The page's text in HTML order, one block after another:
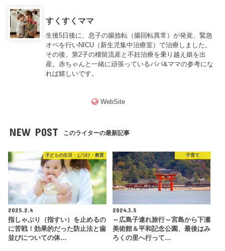
すくすくママ
生後5日後に、息子の腸捻転（腸回転異常）が発覚、緊急
オペを行いNICU（新生児集中治療室）で治療しました。
その後、第2子の稽留流産と不妊治療を乗り越え娘を出
産。赤ちゃんと一緒に頑張っているパパ&ママの参考にな
れば嬉しいです。
WebSite
NEW POST このライターの最新記事
子どもの生活・しつけ・教育
2025.2.4
指しゃぶり（指すい）を止めるの
に苦戦！効果的だった防止法と歯
並びについての体…
子育て
2024.3.5
～広島子連れ旅行～宮島から下瀬
美術館＆平和記念公園、最後はみ
ろくの里へ行って…